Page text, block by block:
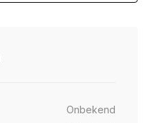
Onbekend